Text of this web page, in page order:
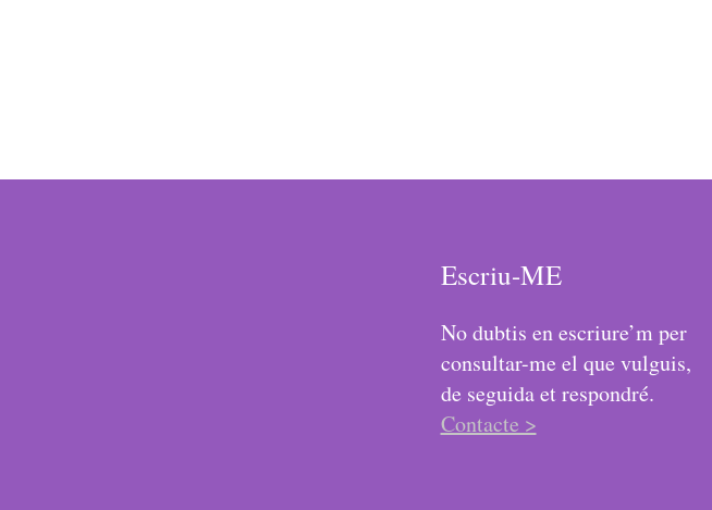
Escriu-ME
No dubtis en escriure’m per
consultar-me el que vulguis,
de seguida et respondré.
Contacte >